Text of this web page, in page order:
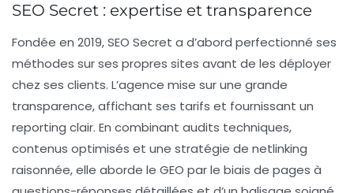
SEO Secret : expertise et transparence
Fondée en 2019,SEO Secret a d’abord perfectionné ses
méthodes sur ses propres sites avant de les déployer
chez ses clients. L’agence mise sur une grande
transparence, affichant ses tarifs et fournissant un
reporting clair. En combinant audits techniques,
contenus optimisés et une stratégie de netlinking
raisonnée, elle aborde le GEO par le biais de pages à